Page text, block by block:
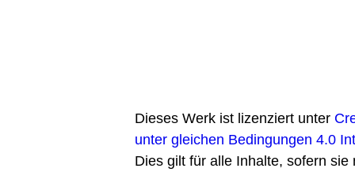
Dieses Werk ist lizenziert unter
unter gleichen Bedingungen 4.0
Dies gilt für alle Inhalte, sofern